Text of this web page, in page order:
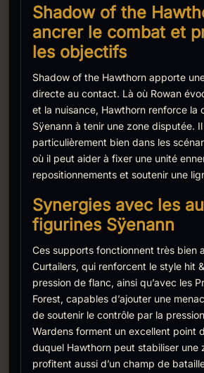
Shadow of the
ancrer le combat et
les objectifs
Shadow of the Hawthorn apporte
directe au contact. Là où Rowan
et la nuisance, Hawthorn renforce la
Sÿenann à tenir une zone disputée. Il
particulièrement bien dans les
où il peut aider à fixer une unité
repositionnements et soutenir une
Synergies avec les
figurines Sÿenann
Ces supports fonctionnent très bien
Curtailers, qui renforcent le style hit
pression de flanc, ainsi qu’avec les
Forest, capables d’ajouter une
de soutenir le contrôle par la
Wardens forment un excellent point
duquel Hawthorn peut stabiliser une
profitent aussi d’un champ de